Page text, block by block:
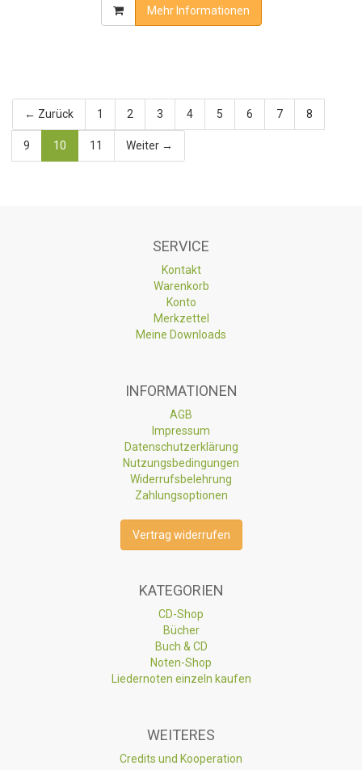
Mehr Informationen
← Zurück 1 2 3 4 5 6 7 8
9 10 11 Weiter →
SERVICE
Kontakt
Warenkorb
Konto
Merkzettel
Meine Downloads
INFORMATIONEN
AGB
Impressum
Datenschutzerklärung
Nutzungsbedingungen
Widerrufsbelehrung
Zahlungsoptionen
Vertrag widerrufen
KATEGORIEN
CD-Shop
Bücher
Buch & CD
Noten-Shop
Liedernoten einzeln kaufen
WEITERES
Credits und Kooperation